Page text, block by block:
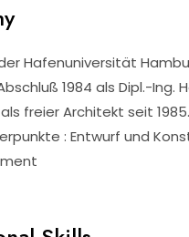
Hafenuniversität
1984 als Dipl.-Ing.
freier Architekt seit 1985.
: Entwurf und